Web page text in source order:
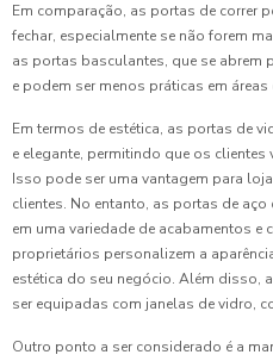
Em comparação, as portas de correr
fechar, especialmente se não forem
as portas basculantes, que se abrem
e podem ser menos práticas em
Em termos de estética, as portas de
e elegante, permitindo que os
Isso pode ser uma vantagem para
clientes. No entanto, as portas de
em uma variedade de acabamentos e
proprietários personalizem a
estética do seu negócio. Além disso,
ser equipadas com janelas de vidro,
Outro ponto a ser considerado é a